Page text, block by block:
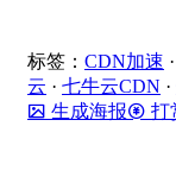
标签： CDN加速 ·
云 · 七牛云CDN ·
生成海报
打